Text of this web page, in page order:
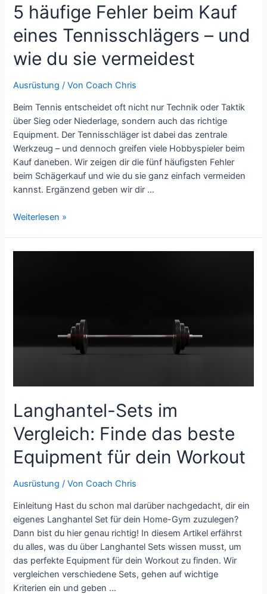
5 häufige Fehler beim Kauf
eines Tennisschlägers – und
wie du sie vermeidest
Ausrüstung / VonCoach Chris
Beim Tennis entscheidet oft nicht nur Technik oder Taktik
über Sieg oder Niederlage, sondern auch das richtige
Equipment. Der Tennisschläger ist dabei das zentrale
Werkzeug – und dennoch greifen viele Hobbyspieler beim
Kauf daneben. Wir zeigen dir die fünf häufigsten Fehler
beim Schägerkauf und wie du sie ganz einfach vermeiden
kannst. Ergänzend geben wir dir …
5
Weiterlesen »
Langhantel-Sets im
Vergleich: Finde das beste
Equipment für dein Workout
Ausrüstung / VonCoach Chris
Einleitung Hast du schon mal darüber nachgedacht, dir ein
eigenes Langhantel Set für dein Home-Gym zuzulegen?
Dann bist du hier genau richtig! In diesem Artikel erfährst
du alles, was du über Langhantel Sets wissen musst, um
das perfekte Equipment für dein Workout zu finden. Wir
vergleichen verschiedene Sets, gehen auf wichtige
Kriterien ein und geben …